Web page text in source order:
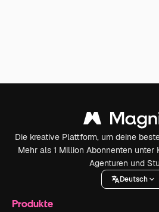
Die kreative Plattform, um deine
Mehr als 1 Million Abonnenten unter
Agenturen und
Deutsch
Produkte